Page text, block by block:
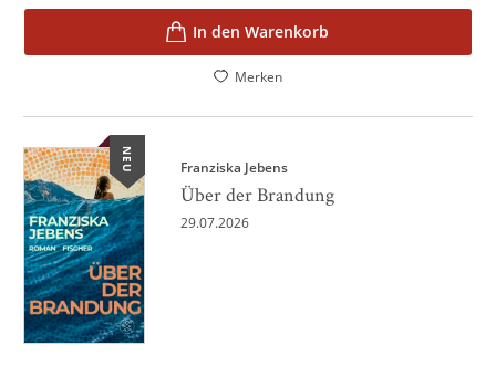
In den Warenkorb
Merken
NEU Franziska Jebens
Über der Brandung
29.07.2026